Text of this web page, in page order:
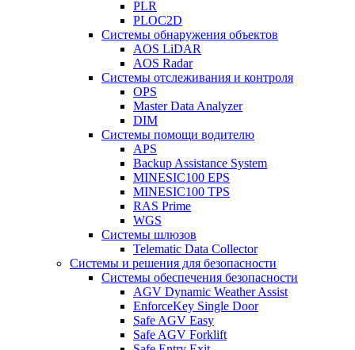
PLR
PLOC2D
Системы обнаружения объектов
AOS LiDAR
AOS Radar
Системы отслеживания и контроля
OPS
Master Data Analyzer
DIM
Системы помощи водителю
APS
Backup Assistance System
MINESIC100 EPS
MINESIC100 TPS
RAS Prime
WGS
Системы шлюзов
Telematic Data Collector
Системы и решения для безопасности
Системы обеспечения безопасности
AGV Dynamic Weather Assist
EnforceKey Single Door
Safe AGV Easy
Safe AGV Forklift